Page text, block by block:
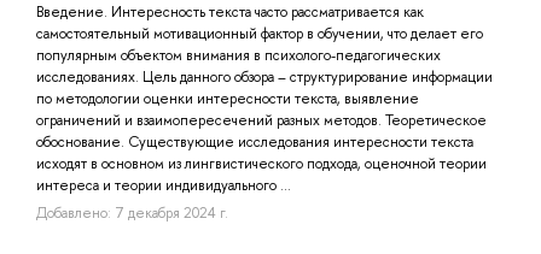
Введение. Интересность текста часто рассматривается как
самостоятельный мотивационный фактор в обучении, что делает его
популярным объектом внимания в психолого-педагогических
исследованиях. Цель данного обзора – структурирование информации
по методологии оценки интересности текста, выявление
ограничений и взаимопересечений разных методов. Теоретическое
обоснование. Существующие исследования интересности текста
исходят в основном из лингвистического подхода, оценочной теории
интереса и теории индивидуального ...
Добавлено: 7 декабря 2024 г.